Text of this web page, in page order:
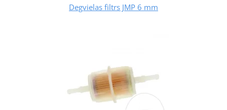
Degvielas filtrs JMP 6 mm